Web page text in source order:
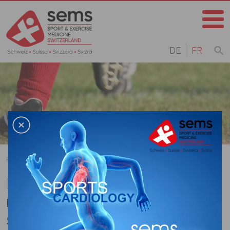
Home
DE FR
Page d'accueil Agenda Archives
La Nutrition au féminin: cycle
menstruel et alimentation des
sportives